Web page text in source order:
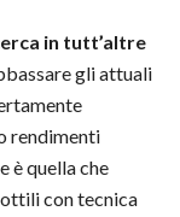
in tutt’altre
gli attuali
rendimenti
è quella che
con tecnica